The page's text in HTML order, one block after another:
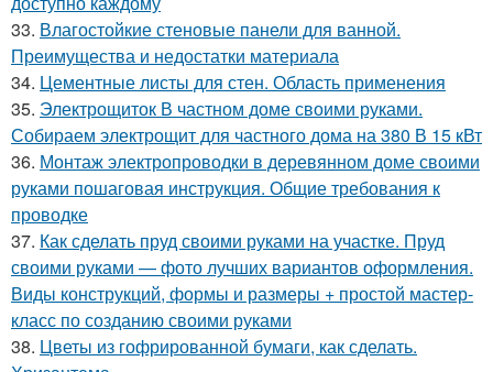
33. Влагостойкие стеновые панели для ванной.
Преимущества и недостатки материала
34. Цементные листы для стен. Область применения
35. Электрощиток В частном доме своими руками.
Собираем электрощит для частного дома на 380 В 15 кВт
36. Монтаж электропроводки в деревянном доме своими
руками пошаговая инструкция. Общие требования к
проводке
37. Как сделать пруд своими руками на участке. Пруд
своими руками — фото лучших вариантов оформления.
Виды конструкций, формы и размеры + простой мастер-
класс по созданию своими руками
38. Цветы из гофрированной бумаги, как сделать.